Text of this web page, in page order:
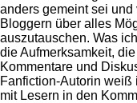
anders gemeint sei
Bloggern über alles
auszutauschen. Was
die Aufmerksamkeit,
Kommentare und
Fanfiction-Autorin
mit Lesern in den